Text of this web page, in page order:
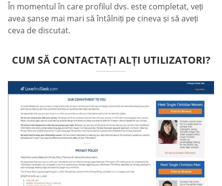
În momentul în care profilul dvs. este completat, veți
avea șanse mai mari să întâlniți pe cineva și să aveți
ceva de discutat.
CUM SĂ CONTACTAȚI ALȚI UTILIZATORI?